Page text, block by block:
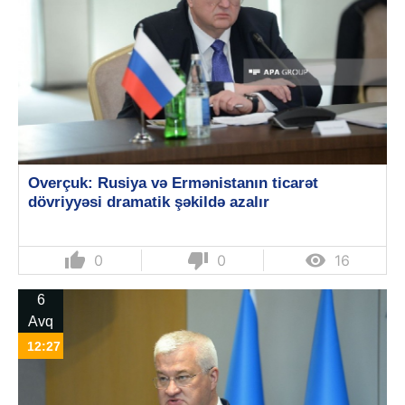
Overçuk: Rusiya və Ermənistanın ticarət
dövriyyəsi dramatik şəkildə azalır
thumb_up 0 thumb_down 0  16
6
Avq
12:27